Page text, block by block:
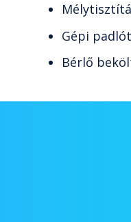
Gépi
Bérlő